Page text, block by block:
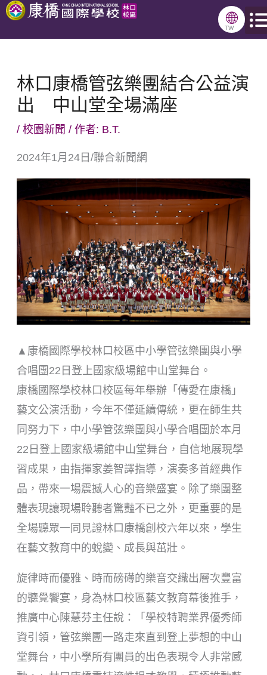
跳
🌐
TW
林口康橋管弦樂團結合公益演
出 中山堂全場滿座
/ 校園新聞 / 作者: B.T.
2024年1月24日/聯合新聞網
▲康橋國際學校林口校區中小學管弦樂團與小學
合唱團22日登上國家級場館中山堂舞台。
康橋國際學校林口校區每年舉辦「傳愛在康橋」
藝文公演活動，今年不僅延續傳統，更在師生共
同努力下，中小學管弦樂團與小學合唱團於本月
22日登上國家級場館中山堂舞台，自信地展現學
習成果，由指揮家姜智譯指導，演奏多首經典作
品，帶來一場震撼人心的音樂盛宴。除了樂團整
體表現讓現場聆聽者驚豔不已之外，更重要的是
全場聽眾一同見證林口康橋創校六年以來，學生
在藝文教育中的蛻變、成長與茁壯。
旋律時而優雅、時而磅礡的樂音交織出層次豐富
的聽覺饗宴，身為林口校區藝文教育幕後推手，
推廣中心陳慧芬主任說：「學校特聘業界優秀師
資引領，管弦樂團一路走來直到登上夢想的中山
堂舞台，中小學所有團員的出色表現令人非常感